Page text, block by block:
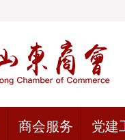
商会服务 党建